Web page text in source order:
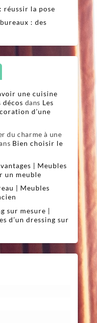
réussir la pose
: des
une cuisine
dans Les
d’une
du charme à une
Bien choisir le
| Meubles
un meuble
| Meubles
sur mesure |
d’un dressing sur